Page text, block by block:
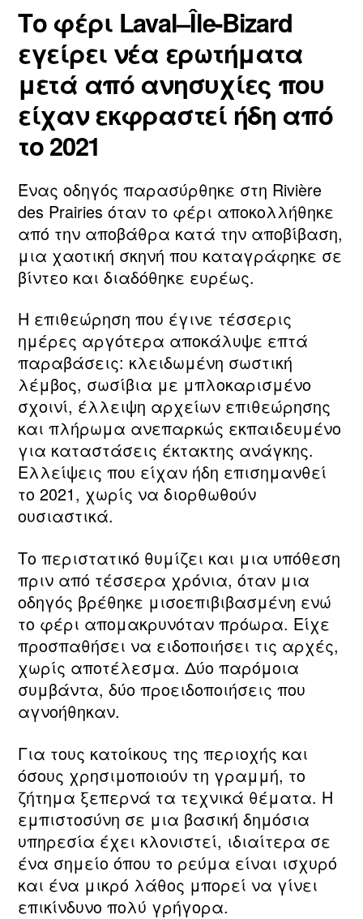
Το φέρι Laval–Île‑Bizard
εγείρει νέα ερωτήματα
μετά από ανησυχίες που
είχαν εκφραστεί ήδη από
το 2021
Ένας οδηγός παρασύρθηκε στη Rivière
des Prairies όταν το φέρι αποκολλήθηκε
από την αποβάθρα κατά την αποβίβαση,
μια χαοτική σκηνή που καταγράφηκε σε
βίντεο και διαδόθηκε ευρέως.
Η επιθεώρηση που έγινε τέσσερις
ημέρες αργότερα αποκάλυψε επτά
παραβάσεις: κλειδωμένη σωστική
λέμβος, σωσίβια με μπλοκαρισμένο
σχοινί, έλλειψη αρχείων επιθεώρησης
και πλήρωμα ανεπαρκώς εκπαιδευμένο
για καταστάσεις έκτακτης ανάγκης.
Ελλείψεις που είχαν ήδη επισημανθεί
το 2021, χωρίς να διορθωθούν
ουσιαστικά.
Το περιστατικό θυμίζει και μια υπόθεση
πριν από τέσσερα χρόνια, όταν μια
οδηγός βρέθηκε μισοεπιβιβασμένη ενώ
το φέρι απομακρυνόταν πρόωρα. Είχε
προσπαθήσει να ειδοποιήσει τις αρχές,
χωρίς αποτέλεσμα. Δύο παρόμοια
συμβάντα, δύο προειδοποιήσεις που
αγνοήθηκαν.
Για τους κατοίκους της περιοχής και
όσους χρησιμοποιούν τη γραμμή, το
ζήτημα ξεπερνά τα τεχνικά θέματα. Η
εμπιστοσύνη σε μια βασική δημόσια
υπηρεσία έχει κλονιστεί, ιδιαίτερα σε
ένα σημείο όπου το ρεύμα είναι ισχυρό
και ένα μικρό λάθος μπορεί να γίνει
επικίνδυνο πολύ γρήγορα.